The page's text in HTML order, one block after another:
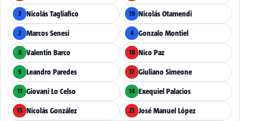
3 Nicolás Tagliafico 19 Nicolás Otamendi
2 Marcos Senesi 4 Gonzalo Montiel
8 Valentín Barco 18 Nico Paz
5 Leandro Paredes 17 Giuliano Simeone
11 Giovani Lo Celso 14 Exequiel Palacios
15 Nicolás González 21 José Manuel López